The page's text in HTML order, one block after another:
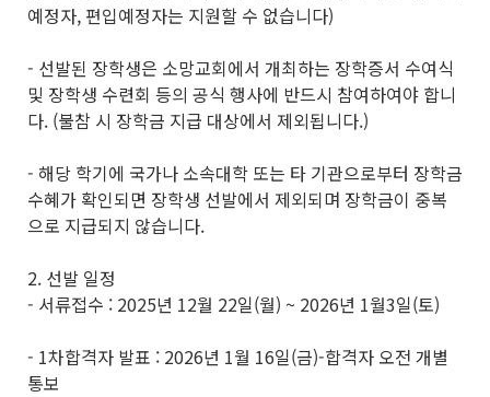
예정자, 편입예정자는 지원할 수 없습니다)
- 선발된 장학생은 소망교회에서 개최하는 장학증서 수여식
및 장학생 수련회 등의 공식 행사에 반드시 참여하여야 합니
다. (불참 시 장학금 지급 대상에서 제외됩니다.)
- 해당 학기에 국가나 소속대학 또는 타 기관으로부터 장학금
수혜가 확인되면 장학생 선발에서 제외되며 장학금이 중복
으로 지급되지 않습니다.
2. 선발 일정
- 서류접수 : 2025년 12월 22일(월) ~ 2026년 1월3일(토)
- 1차합격자 발표 : 2026년 1월 16일(금)-합격자 오전 개별
통보